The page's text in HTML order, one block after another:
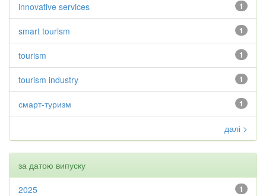
1
innovative services
1
smart tourism
1
tourism
1
tourism industry
1
смарт-туризм
далі >
за датою випуску
1
2025